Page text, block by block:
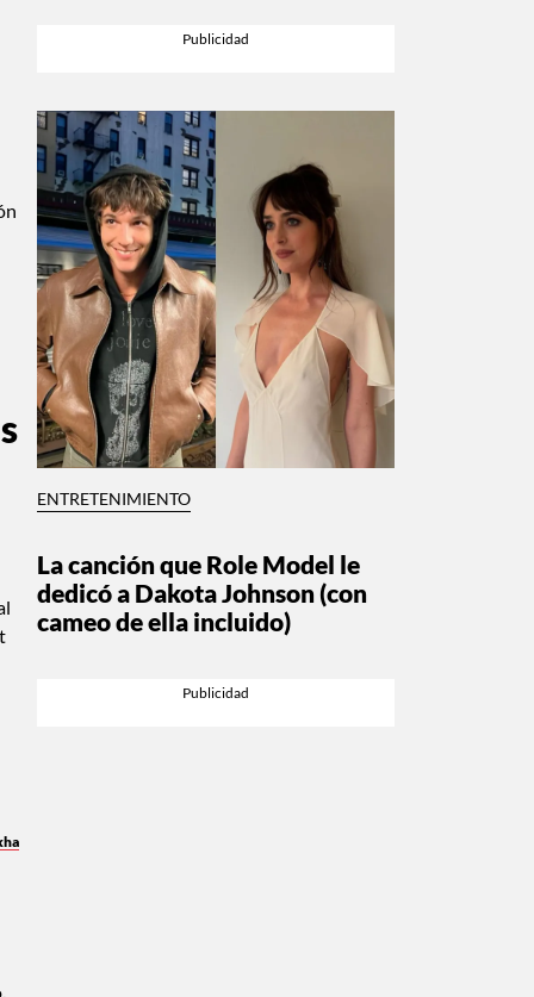
ENTRETENIMIENTO
La canción que Role Model le
dedicó a Dakota Johnson (con
cameo de ella incluido)